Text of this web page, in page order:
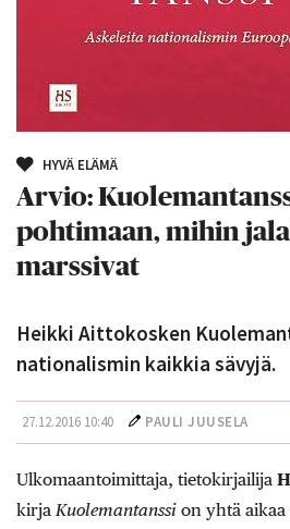
HYVÄ ELÄMÄ
Arvio:
pohtimaan, mihin
marssivat
Heikki Aittokosken
nationalismin kaikkia sävyjä.
27.12.2016 10:40 PAULI JUUSELA
Ulkomaantoimittaja, tietokirjailija
kirja Kuolemantanssi on yhtä